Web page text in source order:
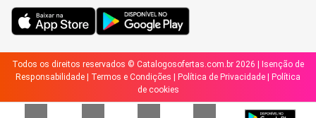
Todos os direitos reservados © Catalogosofertas.com.br 2026 |
Isenção de
Responsabilidade
Termos e Condições Política de Privacidade
Política
de cookies